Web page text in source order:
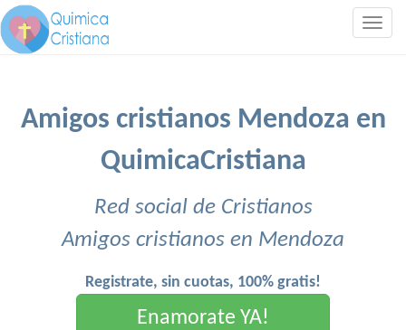
Amigos cristianos Mendoza en
QuimicaCristiana
Red social de Cristianos
Amigos cristianos en Mendoza
Registrate, sin cuotas, 100% gratis!
Enamorate YA!